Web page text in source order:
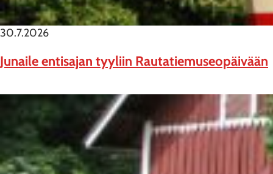
30.7.2026
Junaile entisajan tyyliin Rautatiemuseopäivään